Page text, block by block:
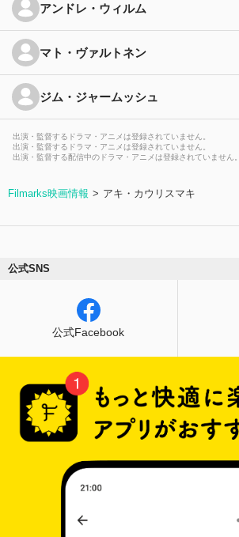
アンドレ・ウィルム
マト・ヴァルトネン
ジム・ジャームッシュ
出演・監督するドラマ・アニメは登録されていません。
出演・監督するドラマ・アニメは登録されていません。
出演・監督する配信中のドラマ・アニメは登録されていません。
Filmarks映画情報 アキ・カウリスマキ
公式SNS
公式Facebook